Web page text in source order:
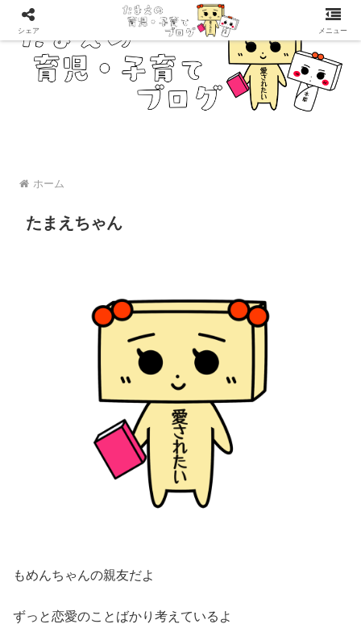
ホーム
たまえちゃん
もめんちゃんの親友だよ
ずっと恋愛のことばかり考えているよ
シェア メニュー